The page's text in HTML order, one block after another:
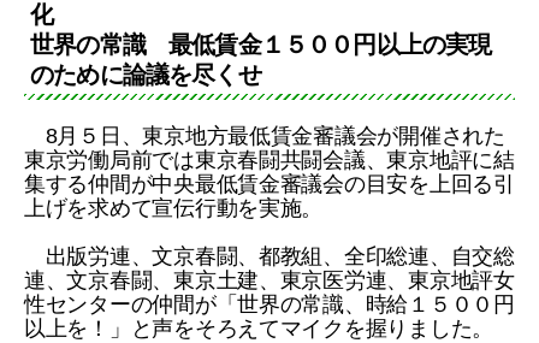
化
世界の常識 最低賃金１５００円以上の実現
のために論議を尽くせ
8月５日、東京地方最低賃金審議会が開催された
東京労働局前では東京春闘共闘会議、東京地評に結
集する仲間が中央最低賃金審議会の目安を上回る引
上げを求めて宣伝行動を実施。
出版労連、文京春闘、都教組、全印総連、自交総
連、文京春闘、東京土建、東京医労連、東京地評女
性センターの仲間が「世界の常識、時給１５００円
以上を！」と声をそろえてマイクを握りました。